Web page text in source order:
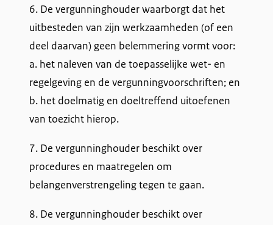
6. De vergunninghouder waarborgt dat het
uitbesteden van zijn werkzaamheden (of een
deel daarvan) geen belemmering vormt voor:
a. het naleven van de toepasselijke wet- en
regelgeving en de vergunningvoorschriften; en
b. het doelmatig en doeltreffend uitoefenen
van toezicht hierop.
7. De vergunninghouder beschikt over
procedures en maatregelen om
belangenverstrengeling tegen te gaan.
8. De vergunninghouder beschikt over